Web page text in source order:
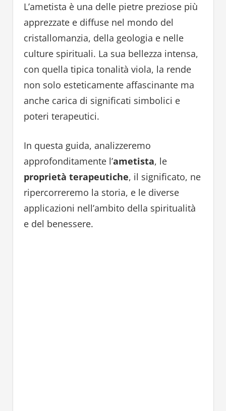
L’ametista è una delle pietre preziose più
apprezzate e diffuse nel mondo del
cristallomanzia, della geologia e nelle
culture spirituali. La sua bellezza intensa,
con quella tipica tonalità viola, la rende
non solo esteticamente affascinante ma
anche carica di significati simbolici e
poteri terapeutici.
In questa guida, analizzeremo
approfonditamente l’ametista, le
proprietà terapeutiche, il significato, ne
ripercorreremo la storia, e le diverse
applicazioni nell’ambito della spiritualità
e del benessere.